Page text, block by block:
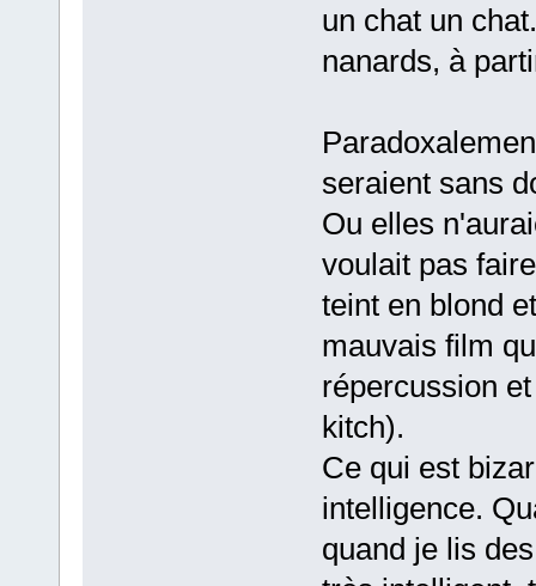
un chat un
nanards, à
seraient sans
Ou elles
voulait pas
teint en blond
mauvais film
répercussion
kitch).
Ce qui est
intelligence.
quand je lis